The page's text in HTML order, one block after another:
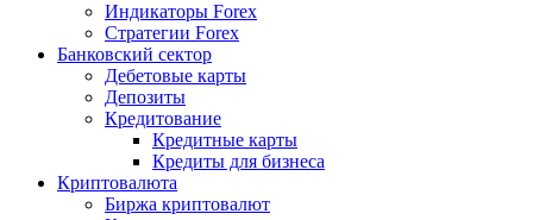
Индикаторы Forex
Стратегии Forex
Банковский сектор
Дебетовые карты
Депозиты
Кредитование
Кредитные карты
Кредиты для бизнеса
Криптовалюта
Биржа криптовалют